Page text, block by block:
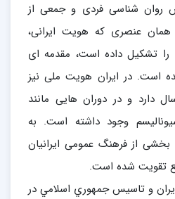
شناسی فردی و جمعی از
عنصری که هویت ایرانی،
تشکیل داده است، مقدمه ای
است. در ایران هویت ملی نیز
ای بیش از 200 سال دارد و در دوران هایی مانند
وجود داشته است. به
از فرهنگ عمومی ایرانیان
تقویت شده است.
و تاسيس جمهوري اسلامي در